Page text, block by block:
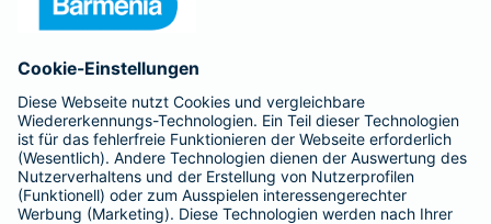
Barmenia ist Teil der BarmeniaGothaer
BELIEBTE SEITEN
Kranken-Zusatzversicherung
Tierversicherungen
Haftpflichtversicherung